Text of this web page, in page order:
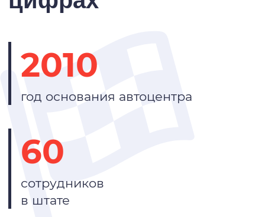
2010
год основания автоцентра
60
сотрудников
в штате